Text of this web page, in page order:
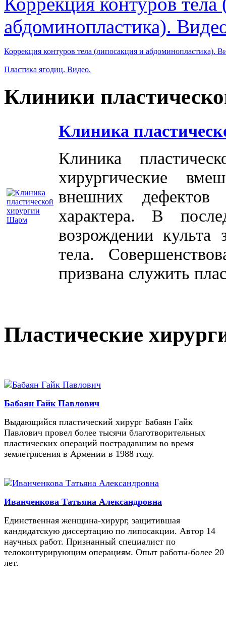
абдоминопластика).
Коррекция контуров тела (липосакция и абдоминопластика).
Пластика ягодиц. Видео.
Клиники
Клиника
Клиника
хирургические
внешних дефектов
характера. В
возрождении культа
тела.
призвана служить
Пластические
Бабаян Гайк Павлович
Выдающийся пластический хирург Бабаян Гайк
Павлович провел более тысячи благотворительных
пластических операций пострадавшим во время
землетрясения в Армении в 1988 году.
Иванченкова Татьяна Александровна
Единственная женщина-хирург, защитившая
кандидатскую диссертацию по липосакции. Автор 14
научных работ. Признанный специалист по
телоконтурирующим операциям. Опыт работы-более 20
лет.